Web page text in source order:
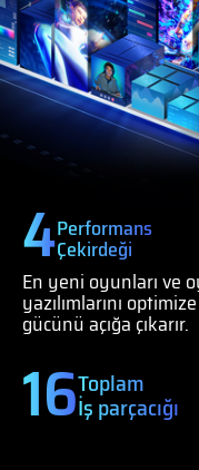
4Performans
Çekirdeği
En yeni oyunları ve
yazılımlarını
gücünü açığa çıkarır.
16Toplam
İş parçacığı